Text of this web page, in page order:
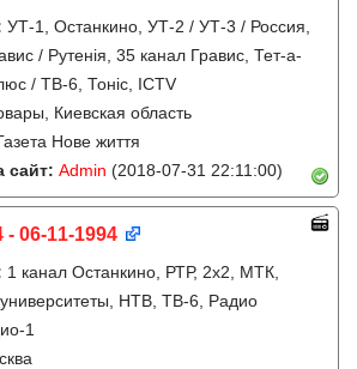
УТ-1, Останкино, УТ-2 / УТ-3 / Россия,
/ Рутенія, 35 канал Гравис, Тет-а-
/ ТВ-6, Тонiс, ICTV
Киевская область
Нове життя
сайт: Admin (2018-07-31 22:11:00)
- 06-11-1994
1 канал Останкино, РТР, 2х2, МТК,
университеты, НТВ, ТВ-6, Радио
1